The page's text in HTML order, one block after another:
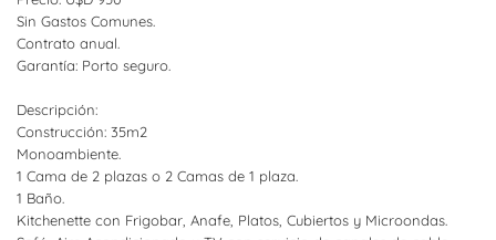
Sin Gastos Comunes.
Contrato anual.
Garantía: Porto seguro.
Descripción:
Construcción: 35m2
Monoambiente.
1 Cama de 2 plazas o 2 Camas de 1 plaza.
1 Baño.
Kitchenette con Frigobar, Anafe, Platos, Cubiertos y Microondas.